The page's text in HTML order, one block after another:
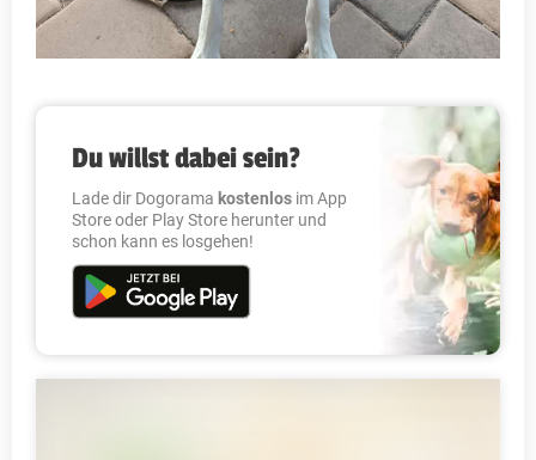
Du willst dabei sein?
Lade dir Dogorama kostenlos im App
Store oder Play Store herunter und
schon kann es losgehen!